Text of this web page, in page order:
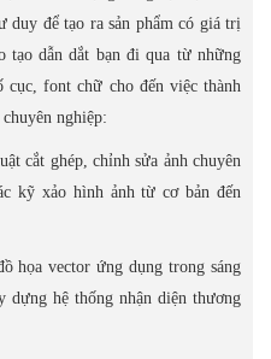
duy để tạo ra sản phẩm có giá trị
tạo dẫn dắt bạn đi qua từ những
cục, font chữ cho đến việc thành
nghiệp:
cắt ghép, chỉnh sửa ảnh chuyên
kỹ xảo hình ảnh từ cơ bản đến
họa vector ứng dụng trong sáng
dựng hệ thống nhận diện thương